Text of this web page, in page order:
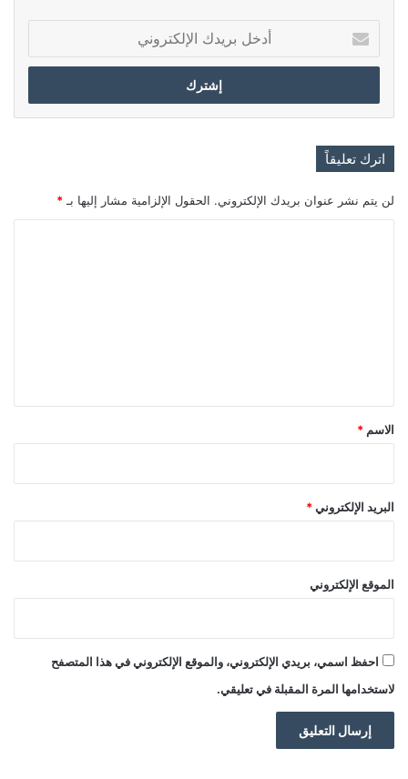
بريدك
الإلكتروني
اترك تعليقاً
لن يتم نشر عنوان بريدك الإلكتروني. الحقول الإلزامية مشار إليها بـ *
*
الاسم *
البريد الإلكتروني *
الموقع الإلكتروني
احفظ اسمي، بريدي الإلكتروني، والموقع الإلكتروني في هذا المتصفح
لاستخدامها المرة المقبلة في تعليقي.